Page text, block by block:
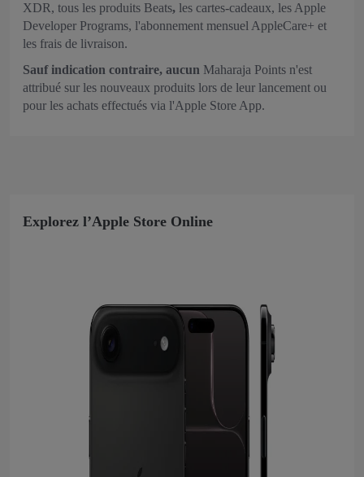
XDR, tous les produits Beats, les cartes‑cadeaux, les Apple
Developer Programs, l'abonnement mensuel AppleCare+ et
les frais de livraison.
Sauf indication contraire, aucun Maharaja Points n'est
attribué sur les nouveaux produits lors de leur lancement ou
pour les achats effectués via l'Apple Store App.
Explorez l’Apple Store Online